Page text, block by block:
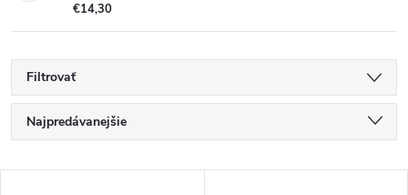
€14,30
Filtrovať
R
a
Najpredávanejšie